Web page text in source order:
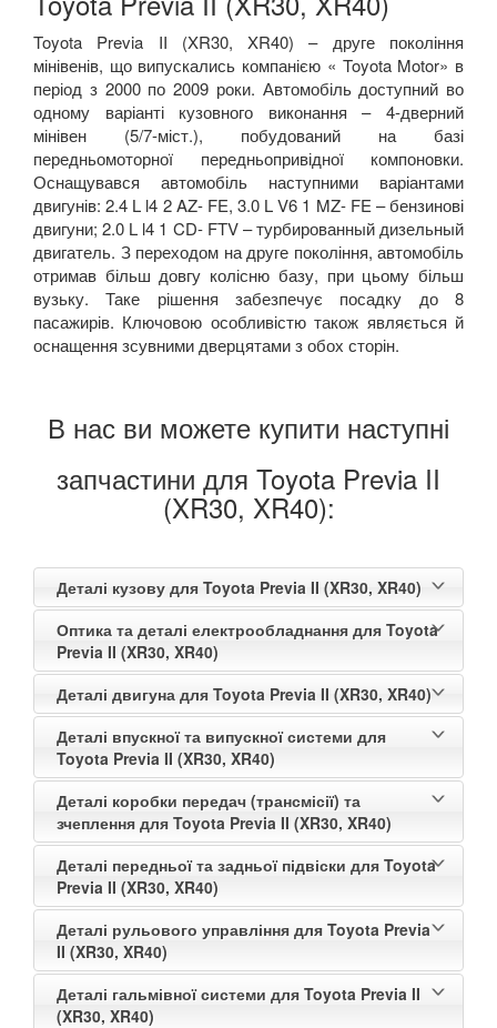
Toyota Previa II (XR30, XR40) – друге покоління
мінівенів, що випускались компанією « Toyota Motor» в
період з 2000 по 2009 роки. Автомобіль доступний во
одному варіанті кузовного виконання – 4-дверний
мінівен (5/7-міст.), побудований на базі
передньомоторної передньопривідної компоновки.
Оснащувався автомобіль наступними варіантами
двигунів: 2.4 L l4 2 AZ- FE, 3.0 L V6 1 MZ- FE – бензинові
двигуни; 2.0 L l4 1 CD- FTV – турбированный дизельный
двигатель. З переходом на друге покоління, автомобіль
отримав більш довгу колісню базу, при цьому більш
вузьку. Таке рішення забезпечує посадку до 8
пасажирів. Ключовою особливістю також являється й
оснащення зсувними дверцятами з обох сторін.
В нас ви можете купити наступні
запчастини для Toyota Previa II
(XR30, XR40):
Деталі кузову для Toyota Previa II (XR30, XR40)
Оптика та деталі електрообладнання для Toyota
Previa II (XR30, XR40)
Деталі двигуна для Toyota Previa II (XR30, XR40)
Деталі впускної та випускної системи для
Toyota Previa II (XR30, XR40)
Деталі коробки передач (трансмісії) та
зчеплення для Toyota Previa II (XR30, XR40)
Деталі передньої та задньої підвіски для Toyota
Previa II (XR30, XR40)
Деталі рульового управління для Toyota Previa
II (XR30, XR40)
Деталі гальмівної системи для Toyota Previa II
(XR30, XR40)